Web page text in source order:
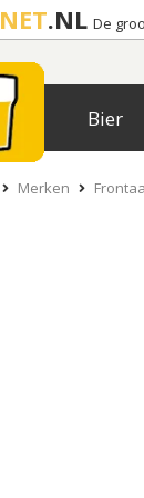
NET.NL De
Bier
Merken